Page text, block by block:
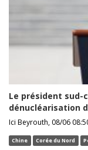
Le président sud-
dénucléarisation
Ici Beyrouth, 08/06
Chine Corée du Nord